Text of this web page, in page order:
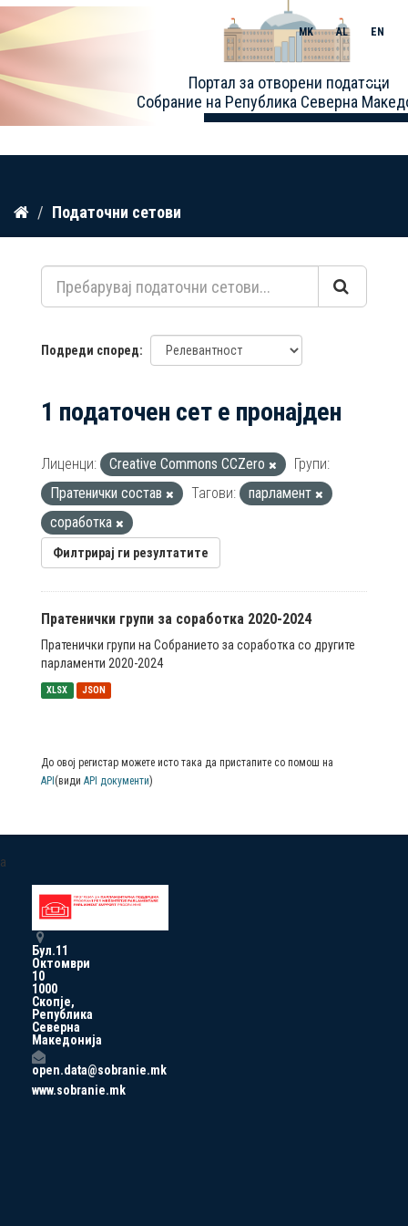
Прескокнете
содржина
Портал за отворени податоци
Собрание на Република Северна
MK AL EN
Toggle
Податочни сетови
Подреди според
1 податочен сет е пронајден
Лиценци: Creative Commons CCZero
Групи:
Пратенички состав
Тагови:
парламент
соработка
Филтрирај ги резултатите
Пратенички групи за соработка 2020-2024
Пратенички групи на Собранието за соработка со другите
парламенти 2020-2024
XLSX JSON
До овој регистар можете исто така да пристапите со помош на
API (види API документи)
a
Бул.11
Октомври
10
1000
Скопје,
Република
Северна
Македонија
open.data@sobranie.mk
www.sobranie.mk